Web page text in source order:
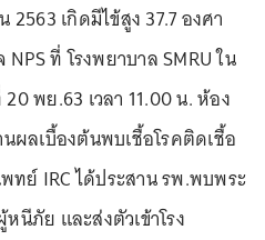
เกิดมีไข้สูง 37.7 องศา
ที่ โรงพยาบาล SMRU ใน
พย.63 เวลา 11.00 น. ห้อง
ผลเบื้องต้นพบเชื้อโรคติดเชื้อ
ทย์ IRC ได้ประสาน รพ.พบพระ
นีภัย และส่งตัวเข้าโรง